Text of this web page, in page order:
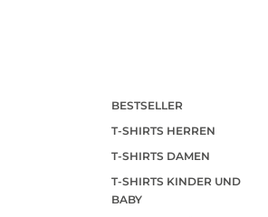
BESTSELLER
T-SHIRTS HERREN
T-SHIRTS DAMEN
T-SHIRTS KINDER UND
BABY